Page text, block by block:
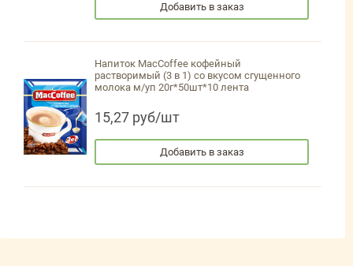
Добавить в заказ
Напиток MacCoffee кофейный
растворимый (3 в 1) со вкусом сгущенного
молока м/уп 20г*50шт*10 лента
15,27 руб/шт
Добавить в заказ